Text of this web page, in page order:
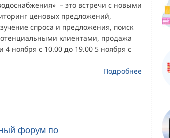
– это встречи с новыми
ценовых предложений,
спроса и предложения, поиск
клиентами, продажа
4 ноября с 10.00 до 19.00 5 ноября с
Подробнее
форум по